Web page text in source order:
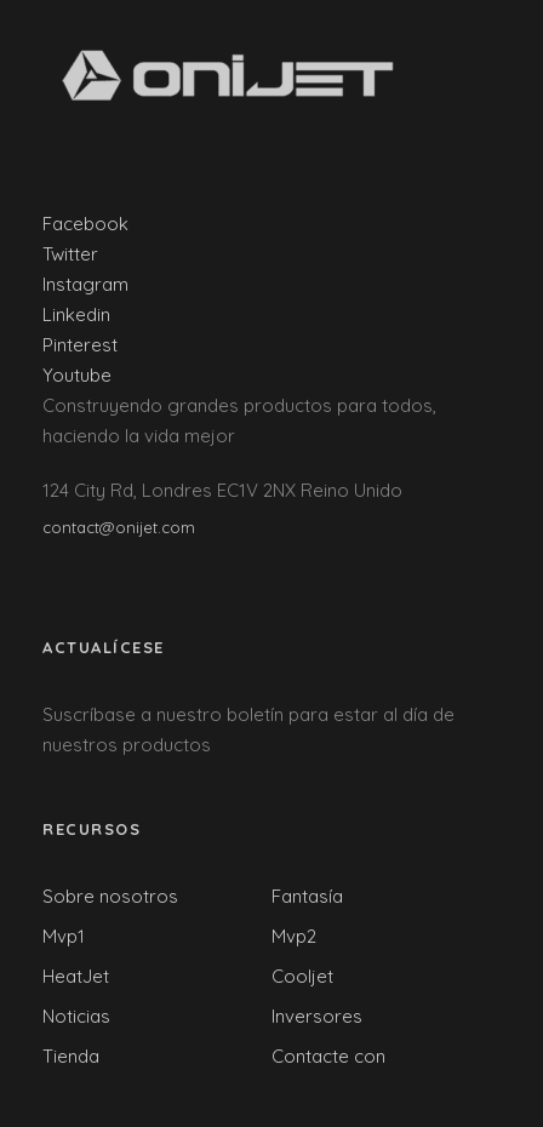
Facebook
Twitter
Instagram
Linkedin
Pinterest
Youtube
Construyendo grandes productos para todos,
haciendo la vida mejor
124 City Rd, Londres EC1V 2NX Reino Unido
contact@onijet.com
ACTUALÍCESE
Suscríbase a nuestro boletín para estar al día de
nuestros productos
RECURSOS
Sobre nosotros
Fantasía
Mvp1
Mvp2
HeatJet
Cooljet
Noticias
Inversores
Tienda
Contacte con